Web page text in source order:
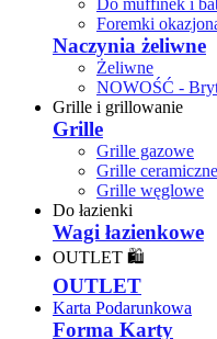
Do muffinek i
Foremki
Naczynia żeliwne
Żeliwne
NOWOŚĆ -
Grille i grillowanie
Grille
Grille gazowe
Grille
Grille węglowe
Do łazienki
Wagi łazienkowe
OUTLET 🛍️
OUTLET
Karta Podarunkowa
Forma Karty